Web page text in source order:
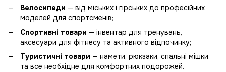
Велосипеди — від міських і гірських до професійних
моделей для спортсменів;
Спортивні товари — інвентар для тренувань,
аксесуари для фітнесу та активного відпочинку;
Туристичні товари — намети, рюкзаки, спальні мішки
та все необхідне для комфортних подорожей.